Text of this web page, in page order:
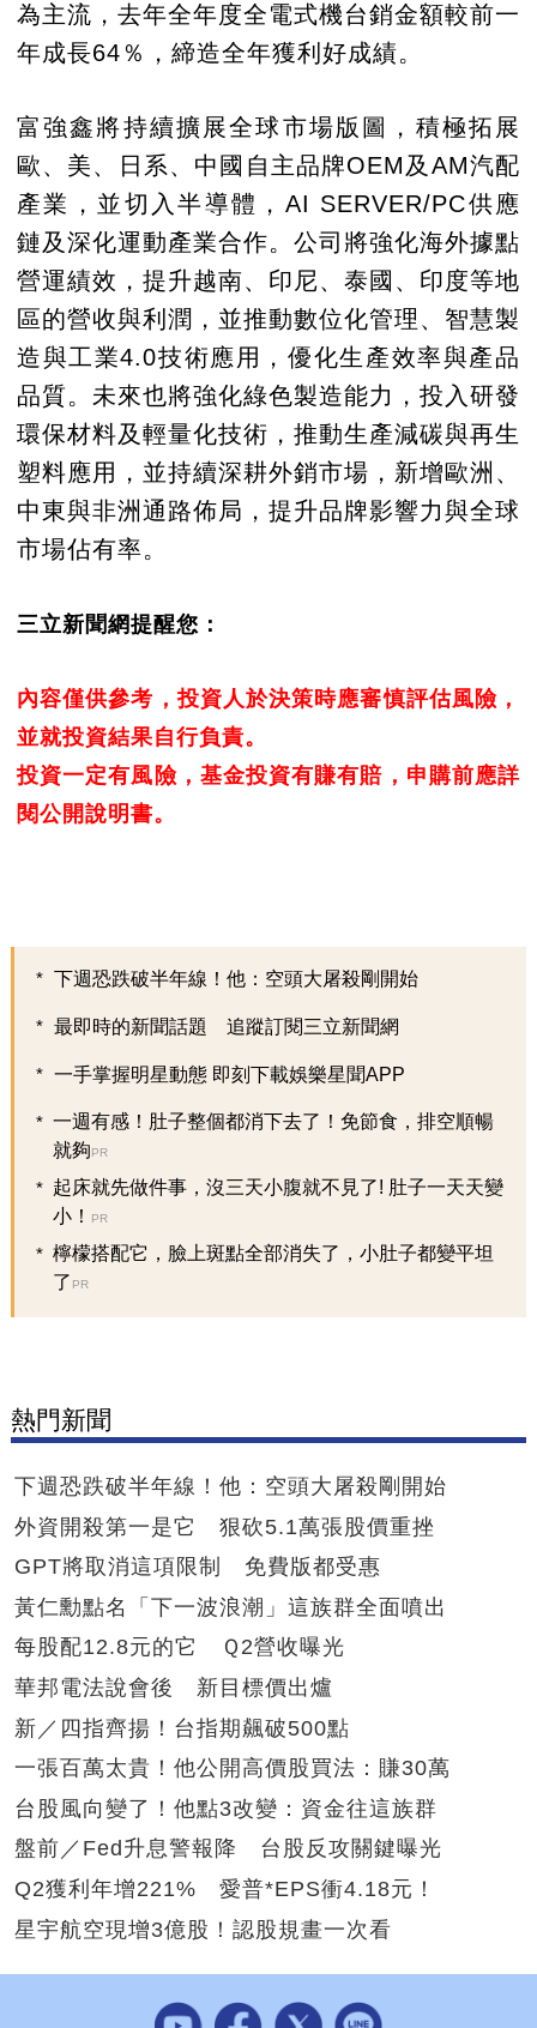
為主流，去年全年度全電式機台銷金額較前一
年成長64％，締造全年獲利好成績。
富強鑫將持續擴展全球市場版圖，積極拓展
歐、美、日系、中國自主品牌OEM及AM汽配
產業，並切入半導體，AI SERVER/PC供應
鏈及深化運動產業合作。公司將強化海外據點
營運績效，提升越南、印尼、泰國、印度等地
區的營收與利潤，並推動數位化管理、智慧製
造與工業4.0技術應用，優化生產效率與產品
品質。未來也將強化綠色製造能力，投入研發
環保材料及輕量化技術，推動生產減碳與再生
塑料應用，並持續深耕外銷市場，新增歐洲、
中東與非洲通路佈局，提升品牌影響力與全球
市場佔有率。
三立新聞網提醒您：
內容僅供參考，投資人於決策時應審慎評估風險，
並就投資結果自行負責。
投資一定有風險，基金投資有賺有賠，申購前應詳
閱公開說明書。
下週恐跌破半年線！他：空頭大屠殺剛開始
最即時的新聞話題 追蹤訂閱三立新聞網
一手掌握明星動態 即刻下載娛樂星聞APP
一週有感！肚子整個都消下去了！免節食，排空順暢
就夠 PR
起床就先做件事，沒三天小腹就不見了! 肚子一天天變
小！
PR
檸檬搭配它，臉上斑點全部消失了，小肚子都變平坦
了 PR
熱門新聞
下週恐跌破半年線！他：空頭大屠殺剛開始
外資開殺第一是它 狠砍5.1萬張股價重挫
GPT將取消這項限制 免費版都受惠
黃仁勳點名「下一波浪潮」這族群全面噴出
每股配12.8元的它 Ｑ2營收曝光
華邦電法說會後 新目標價出爐
新／四指齊揚！台指期飆破500點
一張百萬太貴！他公開高價股買法：賺30萬
台股風向變了！他點3改變：資金往這族群
盤前／Fed升息警報降 台股反攻關鍵曝光
Q2獲利年增221% 愛普*EPS衝4.18元！
星宇航空現增3億股！認股規畫一次看